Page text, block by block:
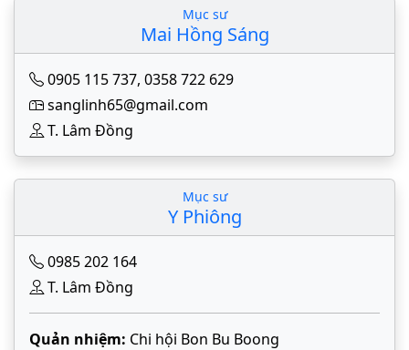
Mục sư
Mai Hồng Sáng
0905 115 737, 0358 722 629
sanglinh65@gmail.com
T. Lâm Đồng
Mục sư
Y Phiông
0985 202 164
T. Lâm Đồng
Quản nhiệm: Chi hội Bon Bu Boong